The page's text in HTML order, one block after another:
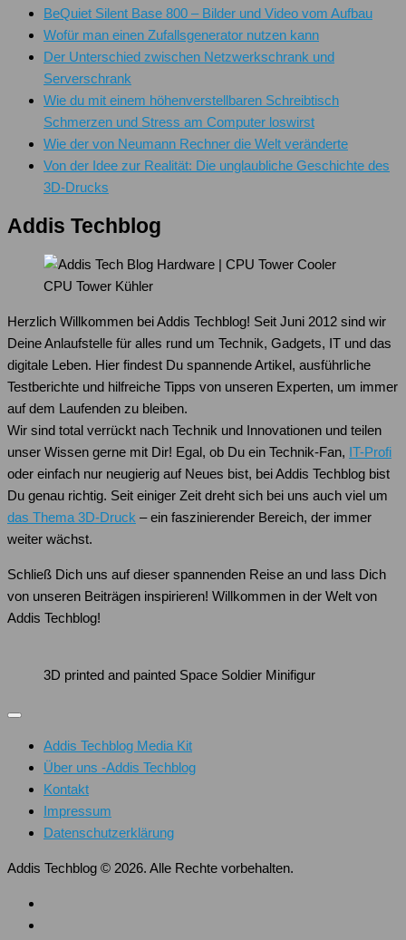
BeQuiet Silent Base 800 – Bilder und Video vom Aufbau
Wofür man einen Zufallsgenerator nutzen kann
Der Unterschied zwischen Netzwerkschrank und
Serverschrank
Wie du mit einem höhenverstellbaren Schreibtisch
Schmerzen und Stress am Computer loswirst
Wie der von Neumann Rechner die Welt veränderte
Von der Idee zur Realität: Die unglaubliche Geschichte des
3D-Drucks
Addis Techblog
CPU Tower Kühler
Herzlich Willkommen bei Addis Techblog! Seit Juni 2012 sind wir
Deine Anlaufstelle für alles rund um Technik, Gadgets, IT und das
digitale Leben. Hier findest Du spannende Artikel, ausführliche
Testberichte und hilfreiche Tipps von unseren Experten, um immer
auf dem Laufenden zu bleiben.
Wir sind total verrückt nach Technik und Innovationen und teilen
unser Wissen gerne mit Dir! Egal, ob Du ein Technik-Fan, IT-Profi
oder einfach nur neugierig auf Neues bist, bei Addis Techblog bist
Du genau richtig. Seit einiger Zeit dreht sich bei uns auch viel um
das Thema 3D-Druck – ein faszinierender Bereich, der immer
weiter wächst.
Schließ Dich uns auf dieser spannenden Reise an und lass Dich
von unseren Beiträgen inspirieren! Willkommen in der Welt von
Addis Techblog!
3D printed and painted Space Soldier Minifigur
Addis Techblog Media Kit
Über uns -Addis Techblog
Kontakt
Impressum
Datenschutzerklärung
Addis Techblog © 2026. Alle Rechte vorbehalten.